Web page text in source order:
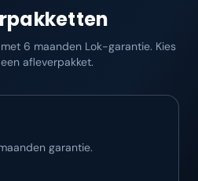
6 maanden Lok-garantie. Kies
afleverpakket.
garantie.